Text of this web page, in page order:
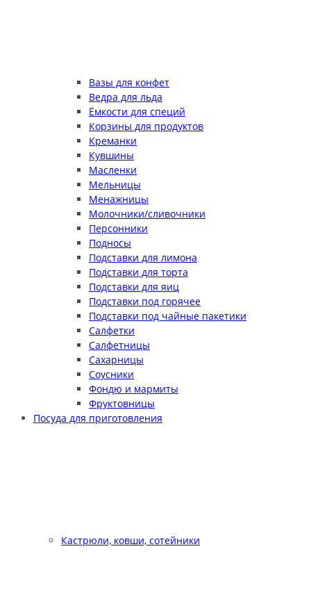
Вазы для конфет
Ведра для льда
Ёмкости для специй
Корзины для продуктов
Креманки
Кувшины
Масленки
Мельницы
Менажницы
Молочники/сливочники
Персонники
Подносы
Подставки для лимона
Подставки для торта
Подставки для яиц
Подставки под горячее
Подставки под чайные пакетики
Салфетки
Салфетницы
Сахарницы
Соусники
Фондю и мармиты
Фруктовницы
Посуда для приготовления
Кастрюли, ковши, сотейники